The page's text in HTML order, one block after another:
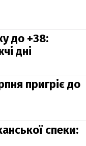
до +38:
дні
пригріє до
спеки: